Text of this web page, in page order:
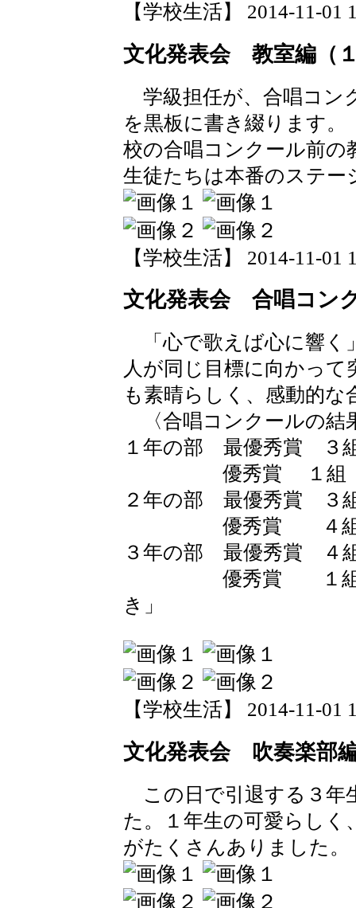
【学校生活】 2014-11-01
文化発表会 教室編（
学級担任が、合唱コン
を黒板に書き綴ります。
校の合唱コンクール前の
生徒たちは本番のステー
【学校生活】 2014-11-01
文化発表会 合唱コン
「心で歌えば心に響く
人が同じ目標に向かっ
も素晴らしく、感動的な
〈合唱コンクールの結
１年の部 最優秀賞 ３
優秀賞 １組 「
２年の部 最優秀賞 ３
優秀賞 ４組 「
３年の部 最優秀賞 ４
優秀賞 １組 「
き」
【学校生活】 2014-11-01
文化発表会 吹奏楽部
この日で引退する３年
た。１年生の可愛らしく
がたくさんありました。